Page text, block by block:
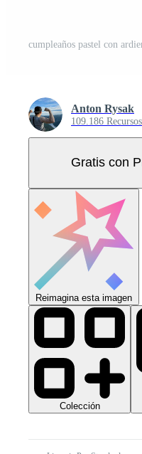
Anton Rysak
109.186 Recursos
Gratis con
Reimagina esta imagen
Colección